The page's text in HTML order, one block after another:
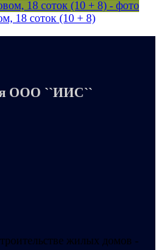
18 соток (10 + 8)
ООО ``ИИС``